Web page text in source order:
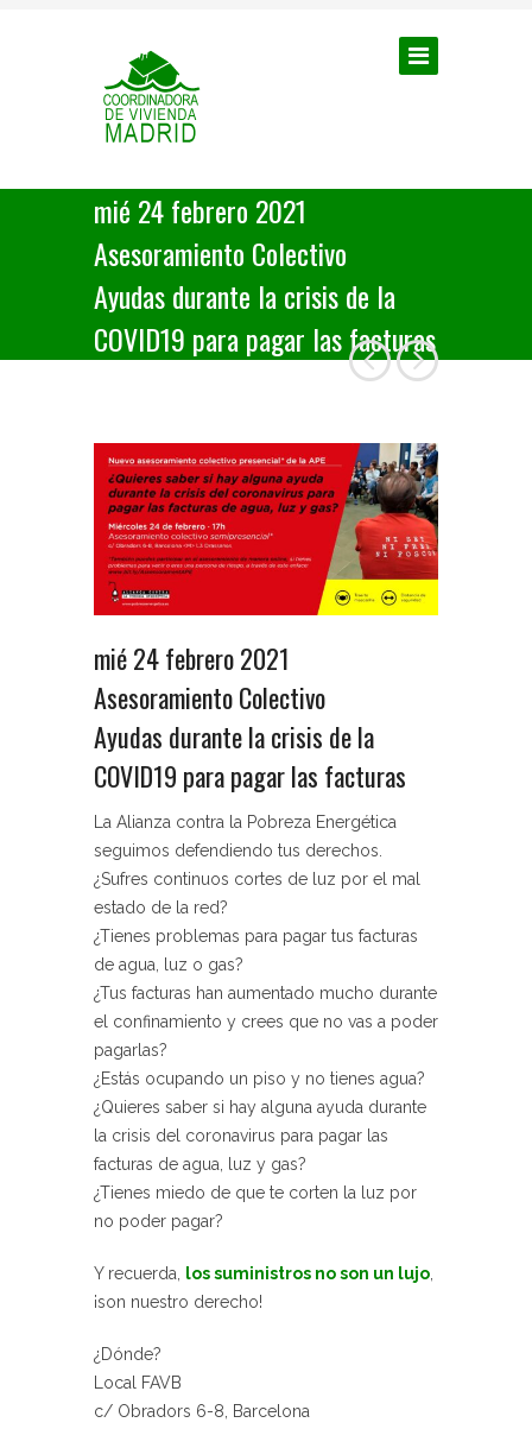
mié 24 febrero 2021
Asesoramiento Colectivo
Ayudas durante la crisis de la
COVID19 para pagar las facturas
mié 24 febrero 2021
Asesoramiento Colectivo
Ayudas durante la crisis de la
COVID19 para pagar las facturas
La Alianza contra la Pobreza Energética
seguimos defendiendo tus derechos.
¿Sufres continuos cortes de luz por el mal
estado de la red?
¿Tienes problemas para pagar tus facturas
de agua, luz o gas?
¿Tus facturas han aumentado mucho durante
el confinamiento y crees que no vas a poder
pagarlas?
¿Estás ocupando un piso y no tienes agua?
¿Quieres saber si hay alguna ayuda durante
la crisis del coronavirus para pagar las
facturas de agua, luz y gas?
¿Tienes miedo de que te corten la luz por
no poder pagar?
Y recuerda, los suministros no son un lujo,
¡son nuestro derecho!
¿Dónde?
Local FAVB
c/ Obradors 6-8, Barcelona